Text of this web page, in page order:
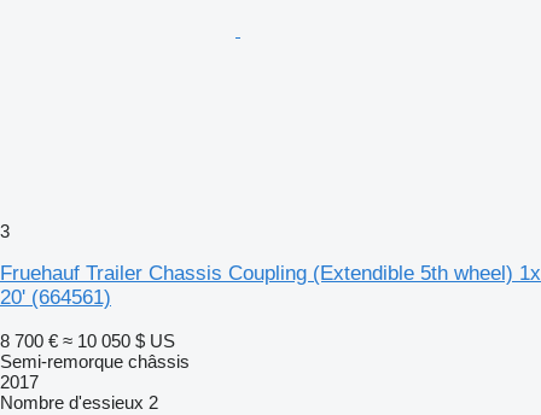
3
Fruehauf Trailer Chassis Coupling (Extendible 5th wheel) 1x
20' (664561)
8 700 € ≈ 10 050 $ US
Semi-remorque châssis
2017
Nombre d'essieux 2